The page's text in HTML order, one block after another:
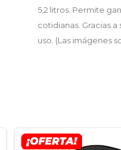
5,2 litros. Permite
cotidianas. Gracias
uso. (Las imágenes